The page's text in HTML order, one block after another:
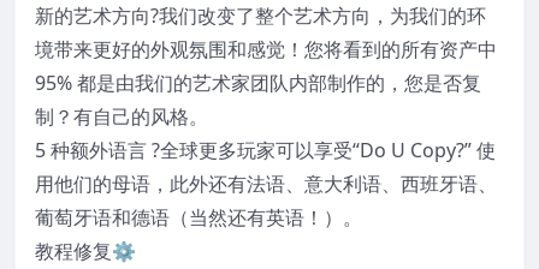
新的艺术方向?我们改变了整个艺术方向，为我们的环
境带来更好的外观氛围和感觉！您将看到的所有资产中
95% 都是由我们的艺术家团队内部制作的，您是否复
制？有自己的风格。
5 种额外语言 ?全球更多玩家可以享受“Do U Copy?” 使
用他们的母语，此外还有法语、意大利语、西班牙语、
葡萄牙语和德语（当然还有英语！）。
教程修复⚙️